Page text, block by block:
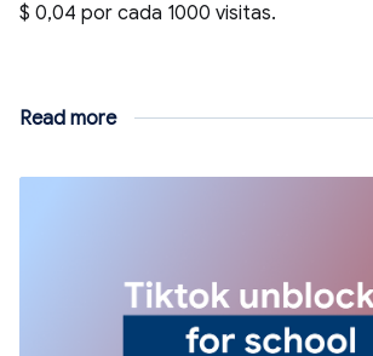
$ 0,04 por cada 1000 visitas.
Read more